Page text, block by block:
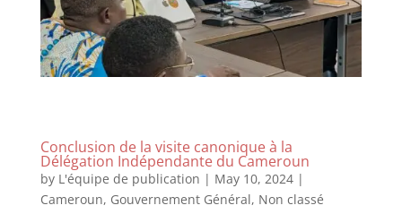
Conclusion de la visite canonique à la
Délégation Indépendante du Cameroun
by L'équipe de publication | May 10, 2024|
Cameroun, Gouvernement Général, Non classé